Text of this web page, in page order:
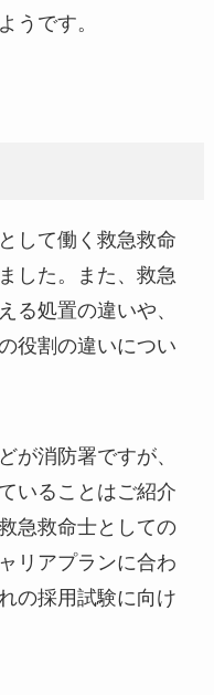
うです。
して働く救急救命
した。また、救急
る処置の違いや、
役割の違いについ
が消防署ですが、
いることはご紹介
急救命士としての
リアプランに合わ
の採用試験に向け